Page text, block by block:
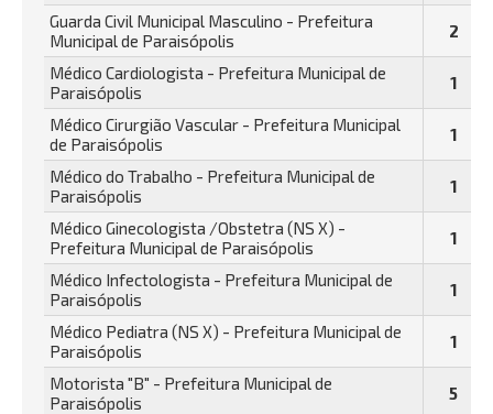
Guarda Civil Municipal Masculino - Prefeitura
Municipal de Paraisópolis
2
Médico Cardiologista - Prefeitura Municipal de
Paraisópolis
1
Médico Cirurgião Vascular - Prefeitura Municipal
de Paraisópolis
1
Médico do Trabalho - Prefeitura Municipal de
Paraisópolis
1
Médico Ginecologista /Obstetra (NS X) -
Prefeitura Municipal de Paraisópolis
1
Médico Infectologista - Prefeitura Municipal de
Paraisópolis
1
Médico Pediatra (NS X) - Prefeitura Municipal de
Paraisópolis
1
Motorista "B" - Prefeitura Municipal de
Paraisópolis
5